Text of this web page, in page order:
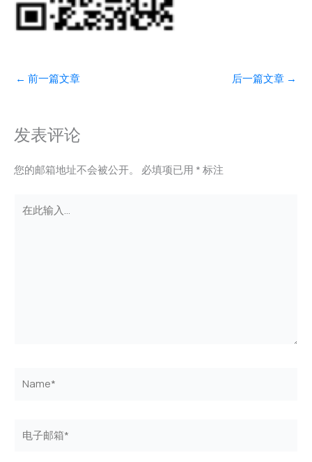
← 前一篇文章 后一篇文章 →
发表评论
您的邮箱地址不会被公开。 必填项已用 *标注
子